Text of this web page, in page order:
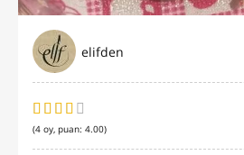
elifden
(4 oy, puan: 4.00)